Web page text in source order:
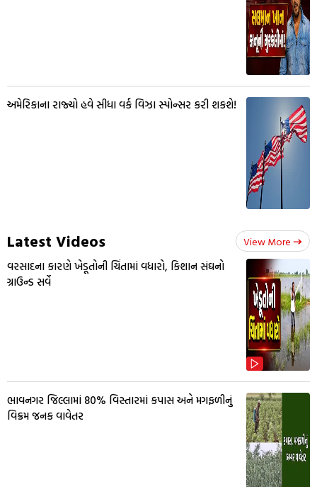
અમેરિકાના રાજ્યો હવે સીધા વર્ક વિઝા સ્પોન્સર કરી શકશે!
Latest Videos View More
વરસાદના કારણે ખેડૂતોની ચિંતામાં વધારો, કિશાન સંઘનો
ગ્રાઉન્ડ સર્વે
ભાવનગર જિલ્લામાં 80% વિસ્તારમાં કપાસ અને મગફળીનું
વિક્રમ જનક વાવેતર